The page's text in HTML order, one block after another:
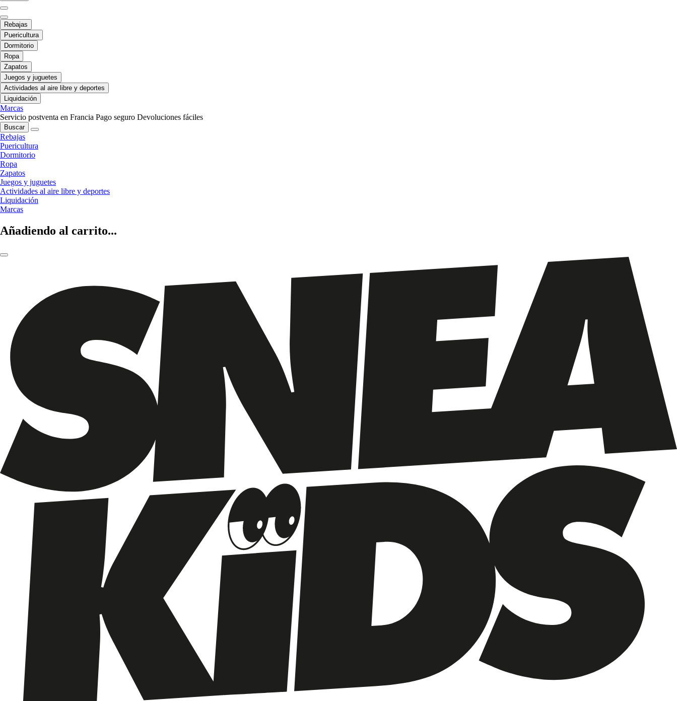
Rebajas
Puericultura
Dormitorio
Ropa
Zapatos
Juegos y juguetes
Actividades al aire libre y deportes
Liquidación
Marcas
Servicio postventa en Francia Pago seguro Devoluciones fáciles
Buscar
Rebajas
Puericultura
Dormitorio
Ropa
Zapatos
Juegos y juguetes
Actividades al aire libre y deportes
Liquidación
Marcas
Añadiendo al carrito...